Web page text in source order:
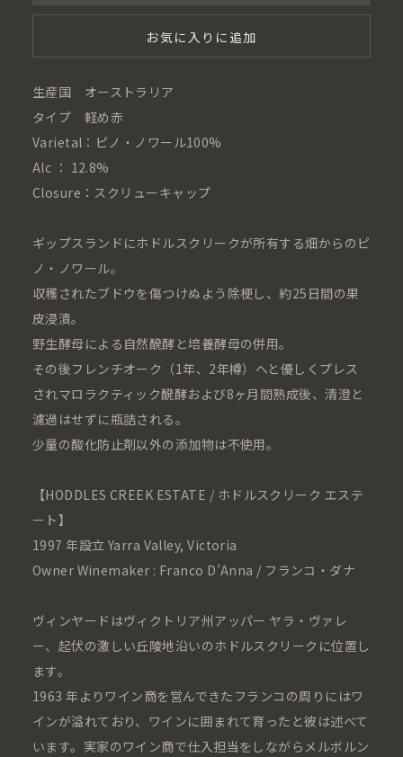
お気に入りに追加
生産国 オーストラリア
タイプ 軽め赤
Varietal：ピノ・ノワール100%
Alc ： 12.8%
Closure：スクリューキャップ
ギップスランドにホドルスクリークが所有する畑からのピ
ノ・ノワール。
収穫されたブドウを傷つけぬよう除梗し、約25日間の果
皮浸漬。
野生酵母による自然醗酵と培養酵母の併用。
その後フレンチオーク（1年、2年樽）へと優しくプレス
されマロラクティック醗酵および8ヶ月間熟成後、清澄と
濾過はせずに瓶詰される。
少量の酸化防止剤以外の添加物は不使用。
【HODDLES CREEK ESTATE / ホドルスクリーク エステ
ート】
1997 年設立 Yarra Valley, Victoria
Owner Winemaker : Franco D’Anna / フランコ・ダナ
ヴィンヤードはヴィクトリア州アッパー ヤラ・ヴァレ
ー、起伏の激しい丘陵地沿いのホドルスクリークに位置し
ます。
1963 年よりワイン商を営んできたフランコの周りにはワ
インが溢れており、ワインに囲まれて育ったと彼は述べて
います。実家のワイン商で仕入担当をしながらメルボルン